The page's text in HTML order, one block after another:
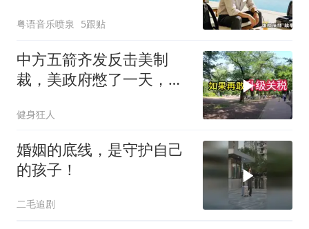
粤语音乐喷泉 5跟贴
中方五箭齐发反击美制
裁，美政府憋了一天，最
健身狂人
婚姻的底线，是守护自己
的孩子！
二毛追剧